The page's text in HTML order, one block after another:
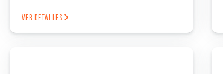
VER DETALLES